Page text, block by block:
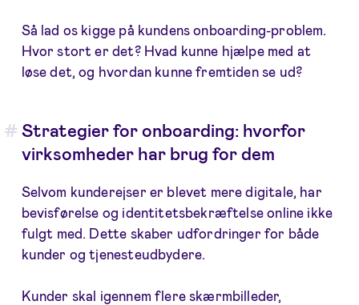
Så lad os kigge på kundens onboarding-problem.
Hvor stort er det? Hvad kunne hjælpe med at
løse det, og hvordan kunne fremtiden se ud?
Strategier for onboarding: hvorfor
virksomheder har brug for dem
Selvom kunderejser er blevet mere digitale, har
bevisførelse og identitetsbekræftelse online ikke
fulgt med. Dette skaber udfordringer for både
kunder og tjenesteudbydere.
Kunder skal igennem flere skærmbilleder,